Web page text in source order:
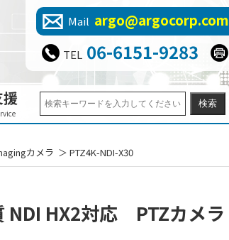
Mail argo@argocorp.com
TEL 06-6151-9283
カメラ PTZ4K-NDI-X30
NDI HX2対応 PTZカメラ